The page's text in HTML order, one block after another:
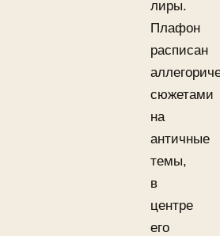
лиры.
Плафон
расписан
сюжетами
на
античные
темы,
в
центре
его